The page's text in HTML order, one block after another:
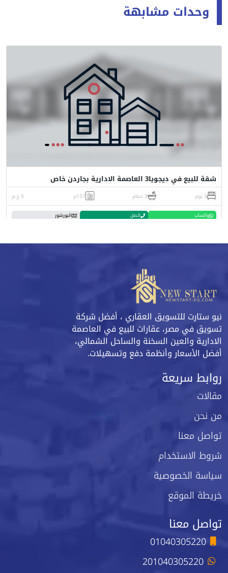
وحدات مشابهة
شقة للبيع في ديجويا3 العاصمة الادارية بجاردن خاص
3 نوم 3 حمام 157م 0 ج.م
واتساب اتصل البورشور
نيو ستارت للتسويق العقاري ، أفضل شركة
تسويق في مصر، عقارات للبيع في العاصمة
الادارية والعين السخنة والساحل الشمالي،
أفضل الأسعار وأنظمة دفع وتسهيلات.
روابط سريعة
مقالات
من نحن
تواصل معنا
شروط الاستخدام
سياسة الخصوصية
خريطة الموقع
تواصل معنا
01040305220
201040305220